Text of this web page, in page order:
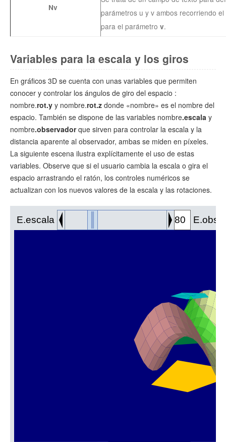
Nv
parámetros u y v ambos recorriendo
para el parámetro v.
Variables para la escala y los giros
En gráficos 3D se cuenta con unas variables que permiten
conocer y controlar los ángulos de giro del espacio :
nombre.rot.y y nombre.rot.z donde «nombre» es el nombre del
espacio. También se dispone de las variables nombre.escala y
nombre.observadorque sirven para controlar la escala y la
distancia aparente al observador, ambas se miden en píxeles.
La siguiente escena ilustra explícitamente el uso de estas
variables. Observe que si el usuario cambia la escala o gira el
espacio arrastrando el ratón, los controles numéricos se
actualizan con los nuevos valores de la escala y las rotaciones.